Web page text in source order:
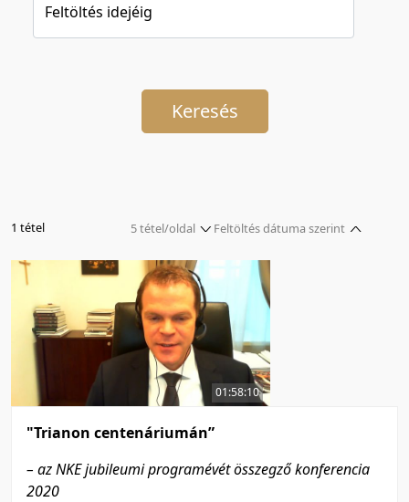
Feltöltés idejéig
Keresés
Feltöltés dátuma szerint
Relevancia szerint
Kezdés/felvétel dátuma szerint
Kezdés/felvétel dátuma szerint
Feltöltés dátuma szerint
Feltöltés dátuma szerint
Utolsó módosítás szerint
Utolsó módosítás szerint
1 tétel
5 tétel/oldal
5 tétel/oldal
10 tétel/oldal
20 tétel/oldal
50 tétel/oldal
100 tétel/oldal
01:58:10
"Trianon centenáriumán”
– az NKE jubileumi programévét összegző konferencia
2020